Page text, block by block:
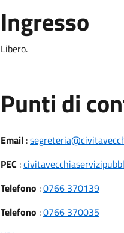
Ingresso
Libero.
Punti di
Email:
PEC :
Telefono :0766 370139
Telefono :0766 370035